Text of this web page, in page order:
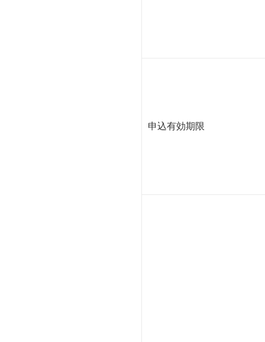
申込有効期限